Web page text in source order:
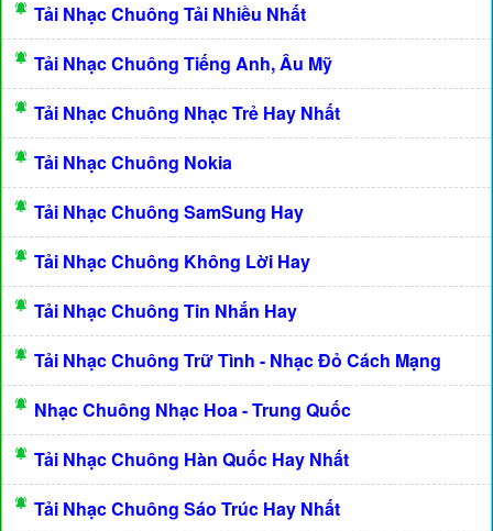
Tải Nhạc Chuông Tải Nhiều Nhất
Tải Nhạc Chuông Tiếng Anh, Âu Mỹ
Tải Nhạc Chuông Nhạc Trẻ Hay Nhất
Tải Nhạc Chuông Nokia
Tải Nhạc Chuông SamSung Hay
Tải Nhạc Chuông Không Lời Hay
Tải Nhạc Chuông Tin Nhắn Hay
Tải Nhạc Chuông Trữ Tình - Nhạc Đỏ Cách Mạng
Nhạc Chuông Nhạc Hoa - Trung Quốc
Tải Nhạc Chuông Hàn Quốc Hay Nhất
Tải Nhạc Chuông Sáo Trúc Hay Nhất